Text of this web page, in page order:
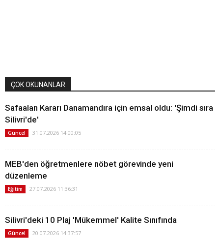
ÇOK OKUNANLAR
Safaalan Kararı Danamandıra için emsal oldu: 'Şimdi sıra
Silivri'de'
Güncel 31.07.2026 14:00:05
MEB'den öğretmenlere nöbet görevinde yeni
düzenleme
Eğitim 27.07.2026 11:36:31
Silivri'deki 10 Plaj 'Mükemmel' Kalite Sınıfında
Güncel 20.07.2026 14:37:57